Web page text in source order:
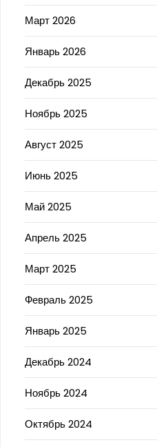
Март 2026
Январь 2026
Декабрь 2025
Ноябрь 2025
Август 2025
Июнь 2025
Май 2025
Апрель 2025
Март 2025
Февраль 2025
Январь 2025
Декабрь 2024
Ноябрь 2024
Октябрь 2024